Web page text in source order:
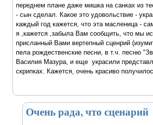
переднем плане даже мишка на санках из
- сын сделал. Какое это удовольствие -
каждый год кажется, что эта масленица -
я ,кажется ,забыла Вам сообщить, что мы
присланный Вами вертепный сценрий
пела рождественские песни, в т.ч. песню
Василия Мазура, и еще украсили
скрипках. Кажется, очень красиво
Очень рада, что сценарий